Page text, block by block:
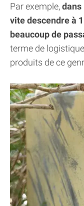
Par exemple,dans
vite descendre à
beaucoup de
terme de
produits de ce